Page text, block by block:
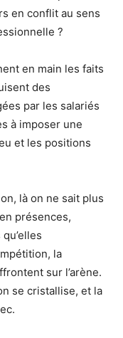
en conflit au sens
?
en main les faits
des
par les salariés
à imposer une
et les positions
là on ne sait plus
présences,
la
sur l’arène.
se cristallise, et la